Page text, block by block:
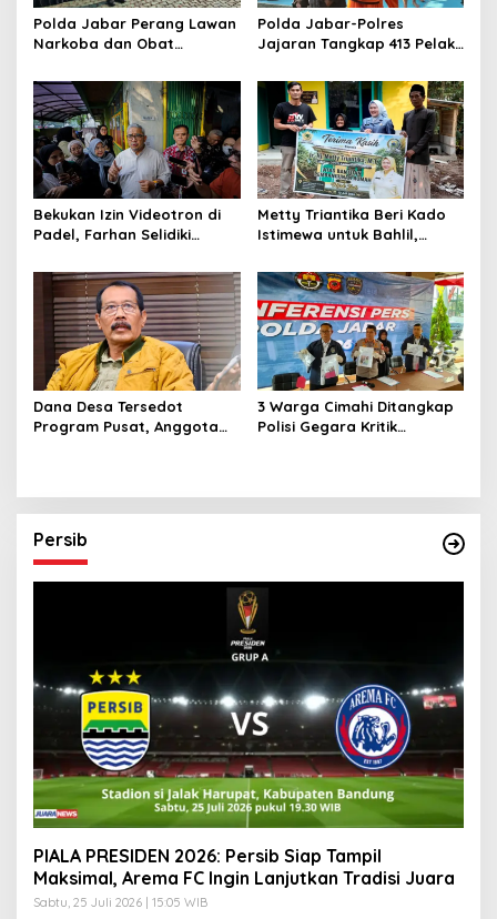
Polda Jabar Perang Lawan
Narkoba dan Obat
Lintas Provinsi dan
Internasional
Polda Jabar-Polres
Jajaran Tangkap 413 Pelaku
1.016 Motor Curian
Bekukan Izin Videotron di
Padel, Farhan Selidiki
Ruang dan ASN
Metty Triantika Beri Kado
Istimewa untuk Bahlil,
Bangun Rumah untuk
Lansia
Dana Desa Tersedot
Program Pusat, Anggota
3 Warga Cimahi Ditangkap
Polisi Gegara Kritik
Persib
PIALA PRESIDEN 2026: Persib Siap Tampil
Maksimal, Arema FC Ingin Lanjutkan Tradisi Juara
Sabtu, 25 Juli 2026 | 15:05 WIB